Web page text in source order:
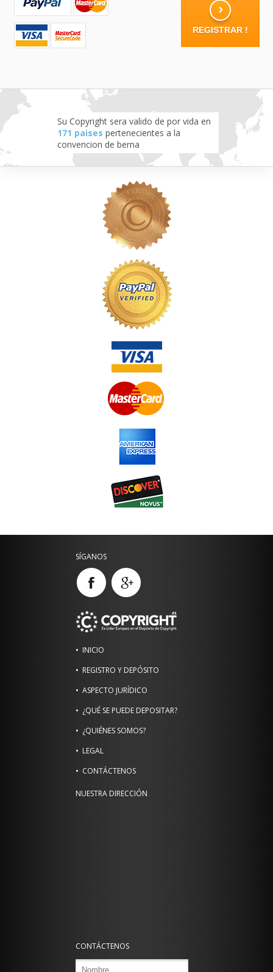
Su Copyright sera valido de por vida en
171 paises pertenecientes a la
convencion de berna
SÍGANOS
INICIO
REGISTRO Y DEPÓSITO
ASPECTO JURÍDICO
¿QUÉ SE PUEDE DEPOSITAR?
¿QUIÉNES SOMOS?
LEGAL
CONTÁCTENOS
NUESTRA DIRECCIÓN
CONTÁCTENOS